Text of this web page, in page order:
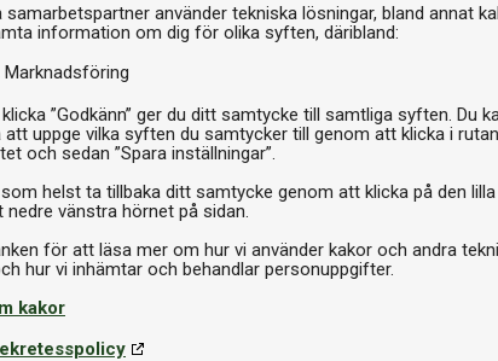
samarbetspartner använder tekniska lösningar, bland annat
information om dig för olika syften, däribland:
Marknadsföring
”Godkänn” ger du ditt samtycke till samtliga syften. Du
att uppge vilka syften du samtycker till genom att klicka i rutan
och sedan ”Spara inställningar”.
helst ta tillbaka ditt samtycke genom att klicka på den lilla
nedre vänstra hörnet på sidan.
för att läsa mer om hur vi använder kakor och andra
kakor